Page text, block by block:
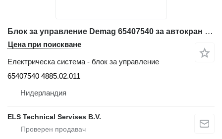
Блок за управление Demag 65407540 за автокран Demag AC50, AC80
Цена при поискване
Електрическа система - блок за управление
65407540 4885.02.011
Нидерландия
ELS Technical Servises B.V.